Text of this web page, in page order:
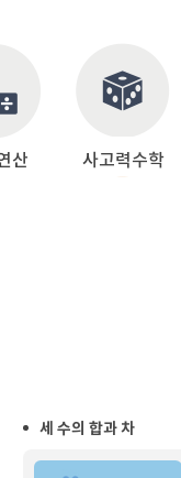
산 사고력수학
세 수의 합과 차